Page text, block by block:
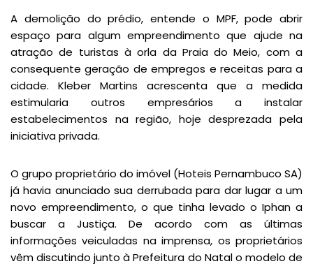
A demolição do prédio, entende o MPF, pode abrir
espaço para algum empreendimento que ajude na
atração de turistas à orla da Praia do Meio, com a
consequente geração de empregos e receitas para a
cidade. Kleber Martins acrescenta que a medida
estimularia outros empresários a instalar
estabelecimentos na região, hoje desprezada pela
iniciativa privada.
O grupo proprietário do imóvel (Hoteis Pernambuco SA)
já havia anunciado sua derrubada para dar lugar a um
novo empreendimento, o que tinha levado o Iphan a
buscar a Justiça. De acordo com as últimas
informações veiculadas na imprensa, os proprietários
vêm discutindo junto à Prefeitura do Natal o modelo de